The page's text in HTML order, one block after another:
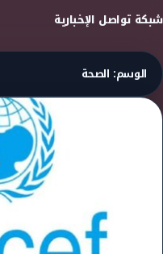
Skip to content
شبكة تواصل الإخبارية
الوسم: الصحة